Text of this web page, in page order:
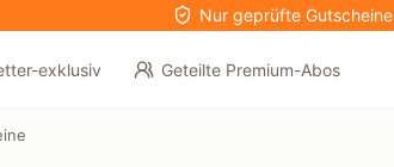
Nur geprüfte Gutscheine
exklusiv Geteilte Premium-Abos